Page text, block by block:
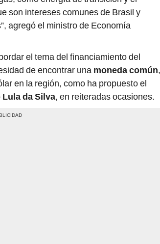
son intereses comunes de Brasil y
agregó el ministro de Economía
el tema del financiamiento del
de encontrar una
moneda común
en la región, como ha propuesto el
da Silva , en reiteradas ocasiones.